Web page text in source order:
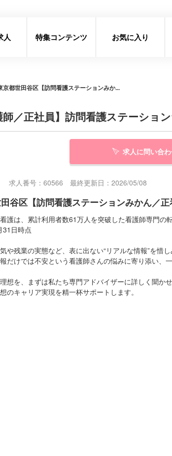
人 特集コンテンツ お気に入り
京都世田谷区【訪問看護ステーションみか...
／正社員】訪問看護ステーショ
求人に問い合
求人番号：60566 最終更新日：2026/05/08
谷区【訪問看護ステーションみかん／
護は、累計利用者数61万人を突破した看護師専門の
31日時点
や残業の実態など、表に出ない“リアルな情報”を惜し
だけでは不安という看護師さんの悩みに寄り添い、
想を、まずは私たち専門アドバイザーに詳しく聞かせ
のキャリア実現を精一杯サポートします。